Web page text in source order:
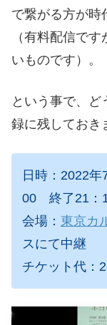
で繋がる方が時
（有料配信で
いものです）。
という事で、
録に残しておき
日時： 2022年
00 終了21
会場： 東京カ
スにて中継
チケット代：